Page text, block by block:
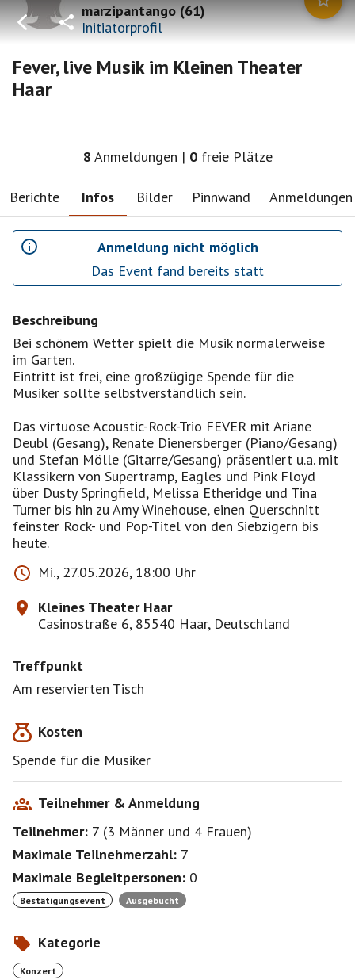
marzipantango(61)
Initiatorprofil
Fever, live Musik im Kleinen Theater
Haar
8 Anmeldungen | 0 freie Plätze
Berichte Infos Bilder Pinnwand Anmeldungen
Anmeldung nicht möglich
Das Event fand bereits statt
Beschreibung
Bei schönem Wetter spielt die Musik normalerweise
im Garten.
Eintritt ist frei, eine großzügige Spende für die
Musiker sollte selbstverständlich sein.
Das virtuose Acoustic-Rock-Trio FEVER mit Ariane
Deubl (Gesang), Renate Dienersberger (Piano/Gesang)
und Stefan Mölle (Gitarre/Gesang) präsentiert u.a. mit
Klassikern von Supertramp, Eagles und Pink Floyd
über Dusty Springfield, Melissa Etheridge und Tina
Turner bis hin zu Amy Winehouse, einen Querschnitt
feinster Rock- und Pop-Titel von den Siebzigern bis
heute.
Mi., 27.05.2026, 18:00 Uhr
Kleines Theater Haar
Casinostraße 6, 85540 Haar, Deutschland
Treffpunkt
Am reservierten Tisch
Kosten
Spende für die Musiker
Teilnehmer & Anmeldung
Teilnehmer: 7 (3 Männer und 4 Frauen)
Maximale Teilnehmerzahl: 7
Maximale Begleitpersonen: 0
Bestätigungsevent Ausgebucht
Kategorie
Konzert